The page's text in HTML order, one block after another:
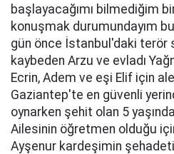
başlayacağımı bilmediğim
konuşmak durumundayım
gün önce İstanbul'daki terör
kaybeden Arzu ve evladı
Ecrin, Adem ve eşi Elif için
Gaziantep'te en güvenli
oynarken şehit olan 5
Ailesinin öğretmen olduğu
Ayşenur kardeşimin şehadeti